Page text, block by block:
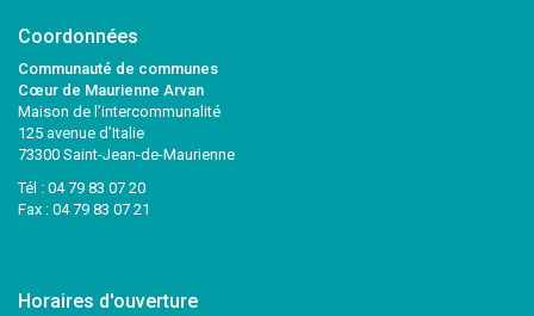
Coordonnées
Communauté de communes
Cœur de Maurienne Arvan
Maison de l’intercommunalité
125 avenue d’Italie
73300 Saint-Jean-de-Maurienne
Tél : 04 79 83 07 20
Fax : 04 79 83 07 21
Horaires d'ouverture